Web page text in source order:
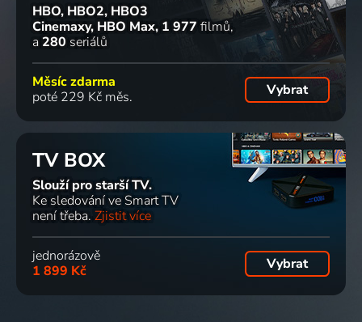
HBO, HBO2, HBO3
Cinemaxy, HBO Max 1 977 filmů
a 280 seriálů
Měsíc zdarma
poté 229 Kč měs.
Vybrat
TV BOX
Slouží pro starší TV.
Ke sledování ve Smart TV
není třeba. Zjistit více
jednorázově
1 899 Kč
Vybrat